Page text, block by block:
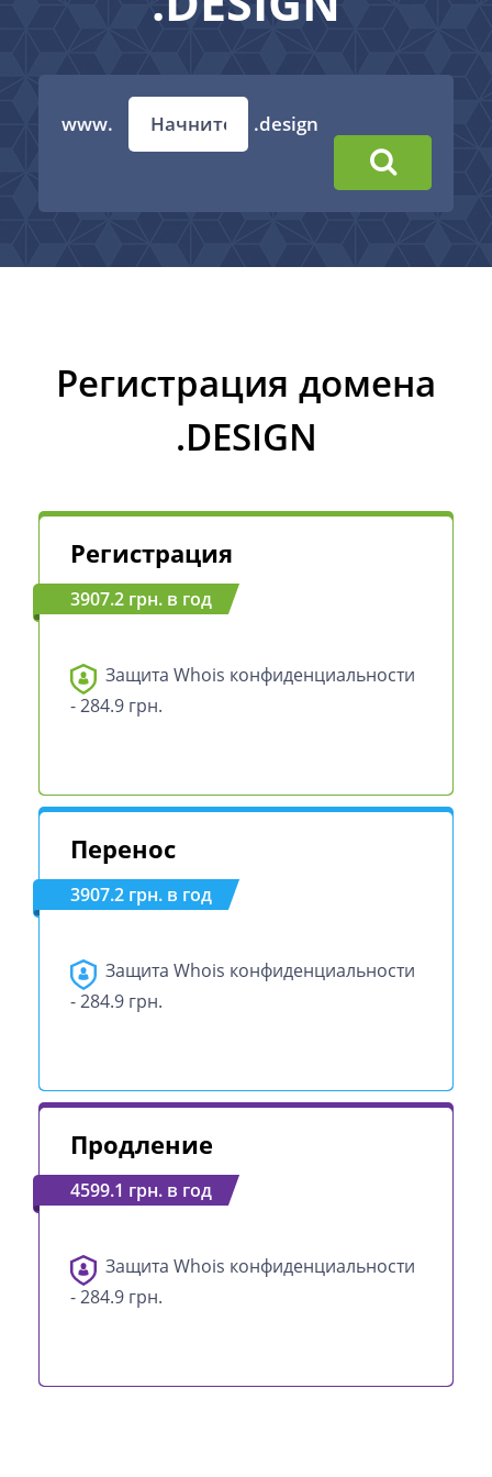
www. .design
Регистрация домена
.DESIGN
Регистрация
3907.2 грн. в год
Защита Whois конфиденциальности
- 284.9 грн.
Перенос
3907.2 грн. в год
Защита Whois конфиденциальности
- 284.9 грн.
Продление
4599.1 грн. в год
Защита Whois конфиденциальности
- 284.9 грн.